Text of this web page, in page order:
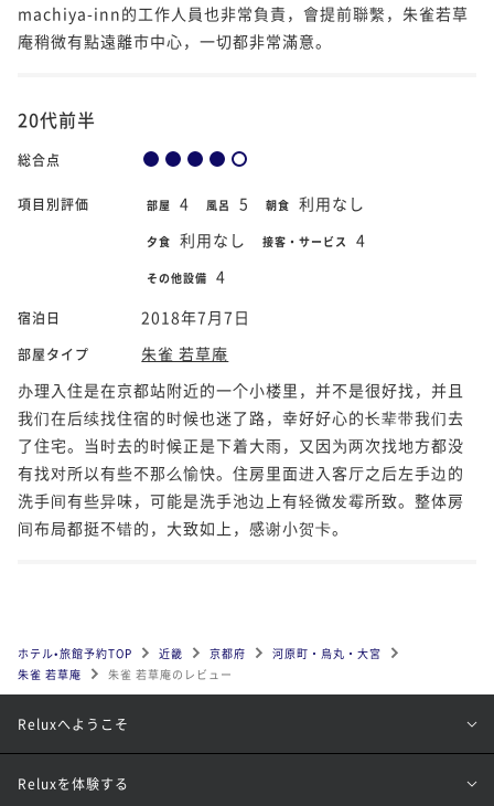
machiya-inn的工作人員也非常負責，會提前聯繫，朱雀若草
庵稍微有點遠離市中心，一切都非常滿意。
20代前半
総合点
項目別評価 部屋 4 風呂 5 朝食 利用なし
夕食 利用なし 接客・サービス 4
その他設備 4
宿泊日 2018年7月7日
部屋タイプ
朱雀 若草庵
办理入住是在京都站附近的一个小楼里，并不是很好找，并且
我们在后续找住宿的时候也迷了路，幸好好心的长辈带我们去
了住宅。当时去的时候正是下着大雨，又因为两次找地方都没
有找对所以有些不那么愉快。住房里面进入客厅之后左手边的
洗手间有些异味，可能是洗手池边上有轻微发霉所致。整体房
间布局都挺不错的，大致如上，感谢小贺卡。
ホテル•旅館予約TOP 近畿 京都府
河原町・烏丸・大宮
朱雀 若草庵
朱雀 若草庵のレビュー
Reluxへようこそ
Reluxを体験する